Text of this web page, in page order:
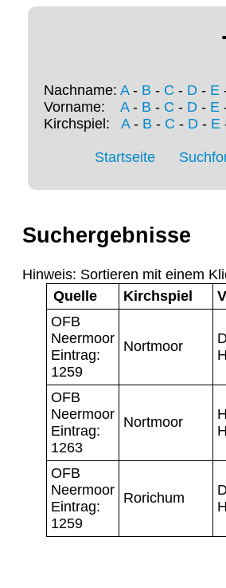
Nachname: A- B - C - D - E
Vorname: A- B - C - D - E
Kirchspiel: A- B - C - D- E
Startseite
Suchergebnisse
Hinweis: Sortieren mit einem
Quelle
Kirchspiel
OFB
Neermoor
Eintrag:
1259
Nortmoor
OFB
Neermoor
Eintrag:
1263
Nortmoor
OFB
Neermoor
Eintrag:
1259
Rorichum